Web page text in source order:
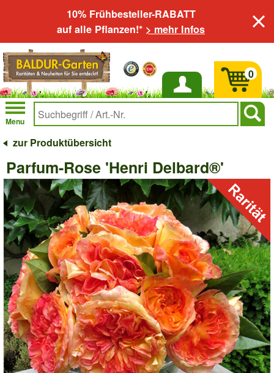
10% Frühbesteller-RABATT
auf alle Pflanzen!* > mehr Infos
Anmelden
Menu
0
zur Produktübersicht
Parfum-Rose 'Henri Delbard®'